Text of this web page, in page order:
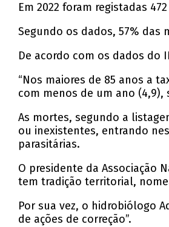
Em 2022 foram registadas
Segundo os dados, 57% das
De acordo com os dados do
“Nos maiores de 85 anos a
com menos de um ano (4,9),
As mortes, segundo a
ou inexistentes, entrando
parasitárias.
O presidente da Associação
tem tradição territorial,
Por sua vez, o hidrobiólogo
de ações de correção”.